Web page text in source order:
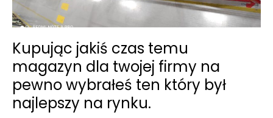
Kupując jakiś czas temu
magazyn dla twojej firmy na
pewno wybrałeś ten który był
najlepszy na rynku.